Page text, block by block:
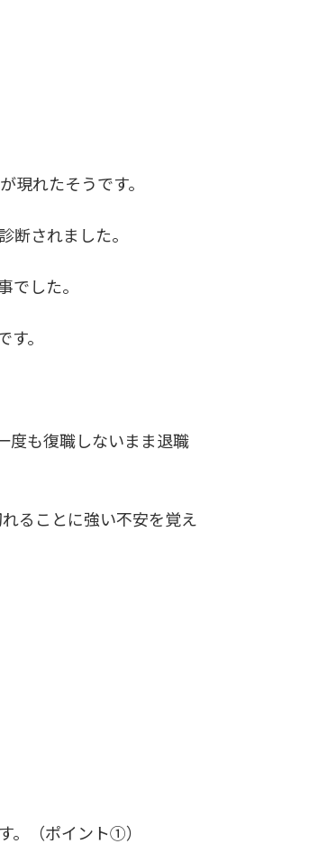
れたそうです。
されました。
した。
。
度も復職しないまま退職
ることに強い不安を覚え
。（ポイント①）